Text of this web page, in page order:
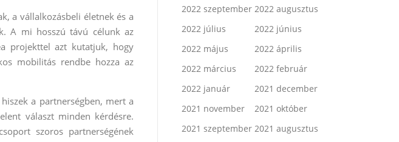
a vállalkozásbeli életnek és a
A mi hosszú távú célunk az
projekttel azt kutatjuk, hogy
mobilitás rendbe hozza az
a partnerségben, mert a
választ minden kérdésre.
szoros partnerségének
2022 szeptember 2022 augusztus
2022 július
2022 június
2022 május
2022 április
2022 március
2022 február
2022 január
2021 december
2021 november
2021 október
2021 szeptember 2021 augusztus